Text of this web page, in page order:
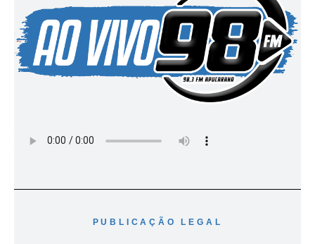
PUBLICAÇÃO LEGAL